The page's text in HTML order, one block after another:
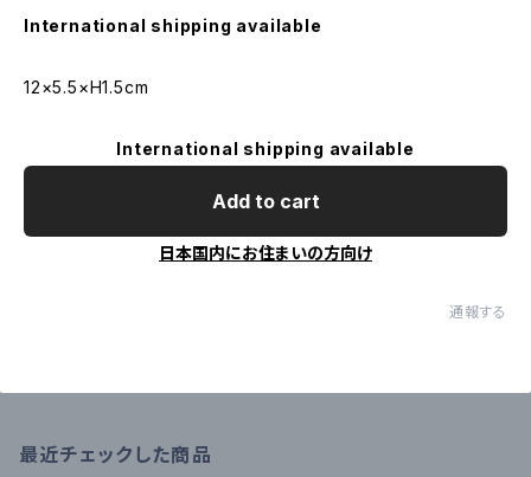
International shipping available
12×5.5×H1.5cm
International shipping available
Add to cart
日本国内にお住まいの方向け
通報する
最近チェックした商品